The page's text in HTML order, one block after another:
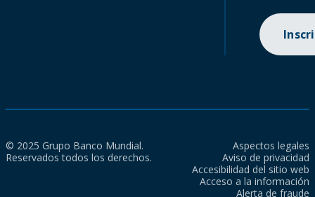
© 2025 Grupo Banco Mundial.
Reservados todos los derechos.
Aspectos legales
Aviso de privacidad
Accesibilidad del sitio web
Acceso a la información
Alerta de fraude